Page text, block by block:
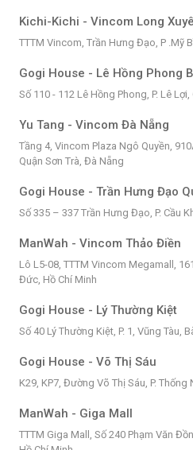
Kichi-Kichi - Vincom Long
TTTM Vincom, Trần Hưng Đạo, P .Mỹ
Gogi House - Lê Hồng Phong
Số 110 - 112 Lê Hồng Phong, P. Lê
Yu Tang - Vincom Đà Nẵng
Tầng 4, Vincom Plaza Ngô Quyền,
Quận Sơn Trà, Đà Nẵng
Gogi House - Trần Hưng Đạo
Số 335 – 337 Trần Hưng Đạo, P. Cầu
ManWah - Vincom Thảo Điền
Lô L5-08, TTTM Vincom Megamall,
Đức, Hồ Chí Minh
Gogi House - Lý Thường Kiệt
Số 40 Lý Thường Kiệt, P. 1, Vũng Tàu,
Gogi House - Võ Thị Sáu
K29, KP7, Đường Võ Thị Sáu, P.
ManWah - Giga Mall
TTTM Giga Mall, Số 240 Phạm Văn